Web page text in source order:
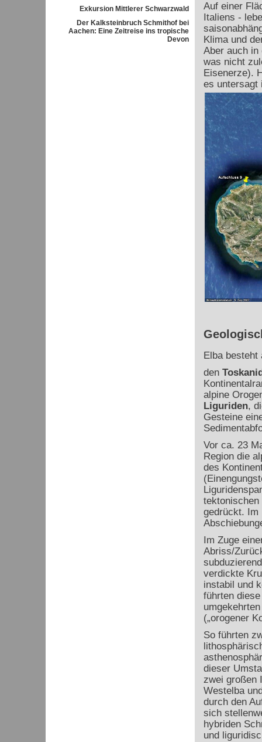
Exkursion Mittlerer Schwarzwald
Der Kalksteinbruch Schmithof bei
Aachen: Eine Zeitreise ins tropische
Devon
Auf einer
Italiens -
Klima und
Aber auch in
was nicht
Eisenerze).
es untersagt
Elba besteht
den
alpine
Liguriden,
Gesteine
Vor ca. 23
Region die
des
tektonischen
gedrückt. Im
Im Zuge
Abriss/
verdickte
instabil und
führten
(„orogener
So führten
dieser
zwei großen
Westelba
durch den
sich
hybriden
und